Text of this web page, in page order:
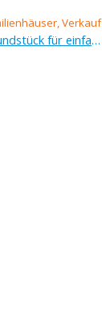
Verkauf (Angebot), grundstück für einfamilienhäuser